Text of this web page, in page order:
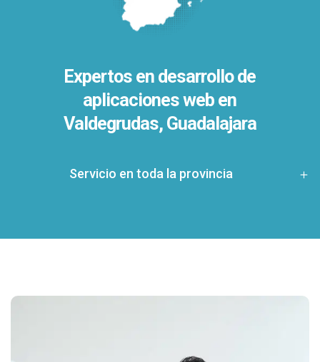
Expertos en desarrollo de
aplicaciones web en
Valdegrudas, Guadalajara
Servicio en toda la provincia